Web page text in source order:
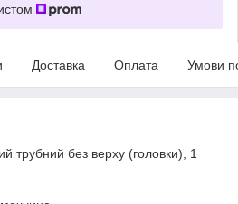
Доставка Оплата Умови
трубний без верху (головки), 1